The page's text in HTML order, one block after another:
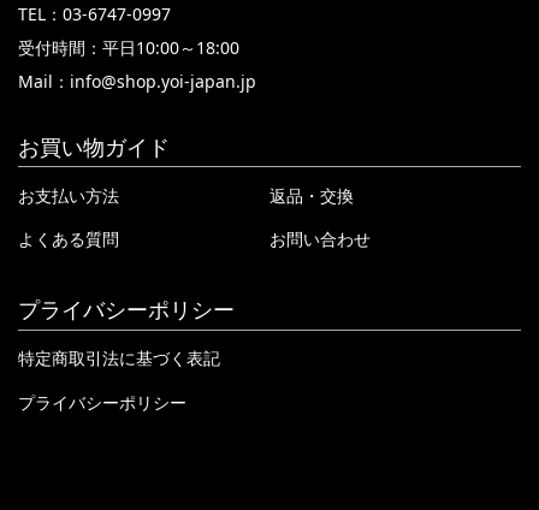
TEL：03-6747-0997
受付時間：平日10:00～18:00
Mail： info@shop.yoi-japan.jp
お買い物ガイド
お支払い方法
返品・交換
よくある質問
お問い合わせ
プライバシーポリシー
特定商取引法に基づく表記
プライバシーポリシー